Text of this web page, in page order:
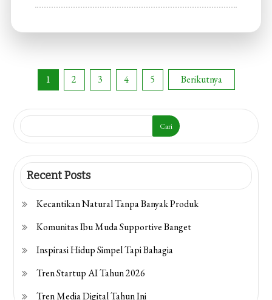
Komunitas
Paginasi
pos
1 2 3 4 5 Berikutnya
Cari
Recent Posts
Kecantikan Natural Tanpa Banyak Produk
Komunitas Ibu Muda Supportive Banget
Inspirasi Hidup Simpel Tapi Bahagia
Tren Startup AI Tahun 2026
Tren Media Digital Tahun Ini